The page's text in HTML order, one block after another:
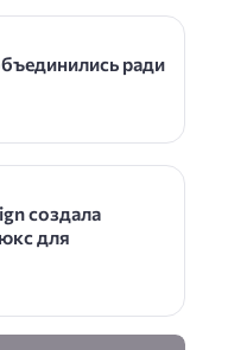
ради
создала
для